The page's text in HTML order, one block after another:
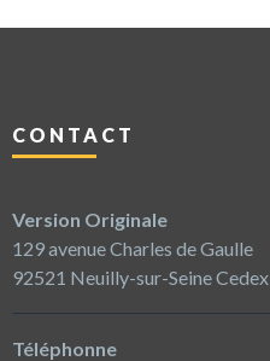
CONTACT
Version Originale
129 avenue Charles de Gaulle
92521 Neuilly-sur-Seine Cedex
Téléphonne